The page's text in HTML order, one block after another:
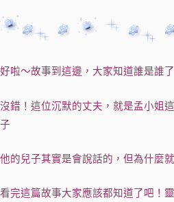
好啦～故事到這邊，大家知道誰是誰
沒錯！這位沉默的丈夫，就是孟小姐
子
他的兒子其實是會說話的，但為什麼
看完這篇故事大家應該都知道了吧！